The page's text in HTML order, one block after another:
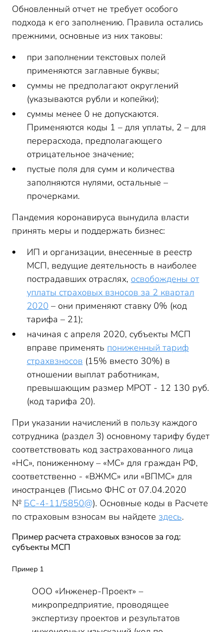
Обновленный отчет не требует особого
подхода к его заполнению. Правила остались
прежними, основные из них таковы:
при заполнении текстовых полей
применяются заглавные буквы;
суммы не предполагают округлений
(указываются рубли и копейки);
суммы менее 0 не допускаются.
Применяются коды 1 – для уплаты, 2 – для
перерасхода, предполагающего
отрицательное значение;
пустые поля для сумм и количества
заполняются нулями, остальные –
прочерками.
Пандемия коронавируса вынудила власти
принять меры и поддержать бизнес:
ИП и организации, внесенные в реестр
МСП, ведущие деятельность в наиболее
пострадавших отраслях, освобождены от
уплаты страховых взносов за 2 квартал
2020 – они применяют ставку 0% (код
тарифа – 21);
начиная с апреля 2020, субъекты МСП
вправе применять пониженный тариф
страхвзносов (15% вместо 30%) в
отношении выплат работникам,
превышающим размер МРОТ - 12 130 руб.
(код тарифа 20).
При указании начислений в пользу каждого
сотрудника (раздел 3) основному тарифу будет
соответствовать код застрахованного лица
«НС», пониженному – «МС» для граждан РФ,
соответственно - «ВЖМС» или «ВПМС» для
иностранцев (Письмо ФНС от 07.04.2020
№ БС-4-11/5850@). Основные коды в Расчете
по страховым взносам вы найдете здесь.
Пример расчета страховых взносов за год:
субъекты МСП
Пример 1
ООО «Инженер-Проект» –
микропредприятие, проводящее
экспертизу проектов и результатов